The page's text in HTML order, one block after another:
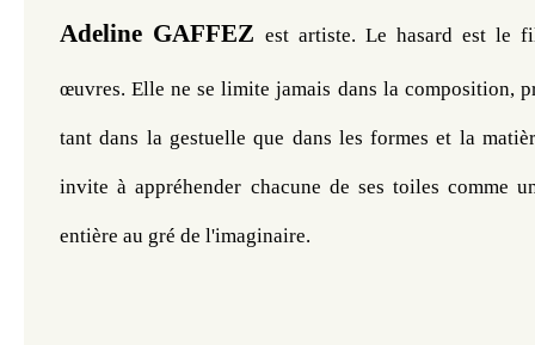
Adeline GAFFEZ est artiste. Le hasard est le
œuvres. Elle ne se limite jamais dans la composition,
tant dans la gestuelle que dans les formes et la
invite à appréhender chacune de ses toiles comme
entière au gré de l'imaginaire.